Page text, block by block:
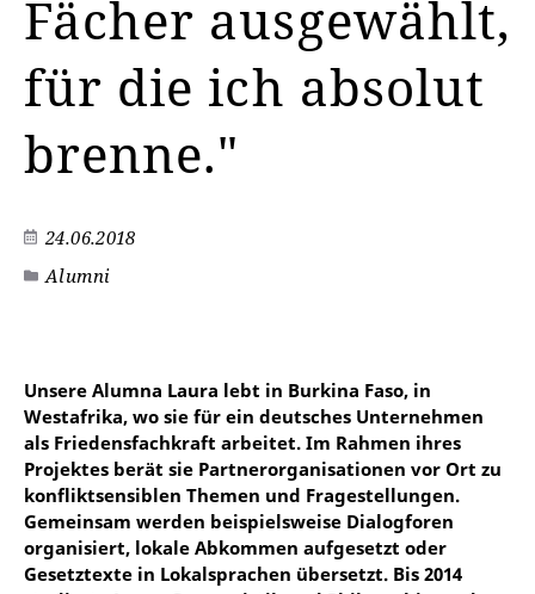
Fächer ausgewählt,
für die ich absolut
brenne."
24.06.2018
Alumni
Unsere Alumna Laura lebt in Burkina Faso, in
Westafrika, wo sie für ein deutsches Unternehmen
als Friedensfachkraft arbeitet. Im Rahmen ihres
Projektes berät sie Partnerorganisationen vor Ort zu
konfliktsensiblen Themen und Fragestellungen.
Gemeinsam werden beispielsweise Dialogforen
organisiert, lokale Abkommen aufgesetzt oder
Gesetztexte in Lokalsprachen übersetzt. Bis 2014